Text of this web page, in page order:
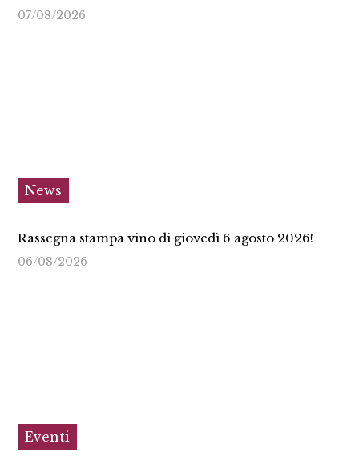
07/08/2026
News
Rassegna stampa vino di giovedì 6 agosto 2026!
06/08/2026
Eventi